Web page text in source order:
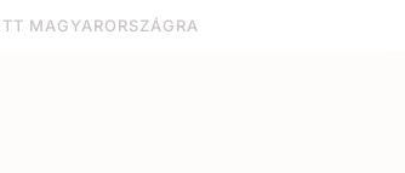
MAGYARORSZÁGRA